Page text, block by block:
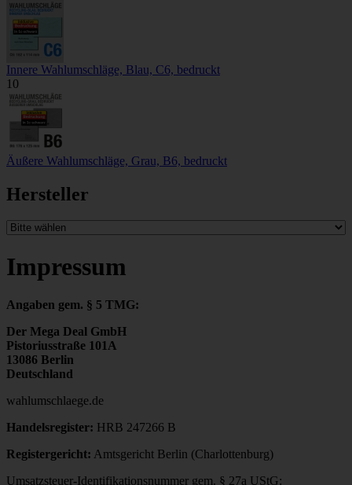
Innere Wahlumschläge, Blau, C6, bedruckt
10
Äußere Wahlumschläge, Grau, B6, bedruckt
Hersteller
Impressum
Angaben gem. § 5 TMG:
Der Mega Deal GmbH
Pistoriusstraße 101A
13086 Berlin
Deutschland
wahlumschlaege.de
Handelsregister: HRB 247266 B
Registergericht: Amtsgericht Berlin (Charlottenburg)
Umsatzsteuer-Identifikationsnummer gem. § 27a UStG: